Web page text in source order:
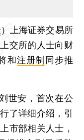
）
上海证券交易所
交所的人士向财
和注册制 同步推
安，首次在公
了详细介绍，引
市部相关人士，